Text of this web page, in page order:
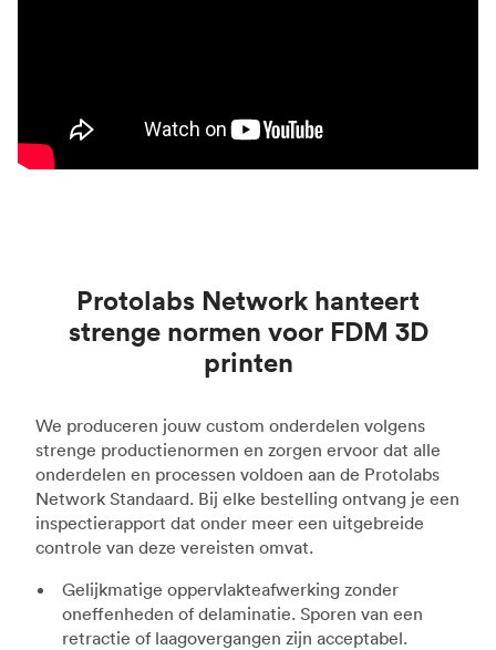
Protolabs Network hanteert
strenge normen voor FDM 3D
printen
We produceren jouw custom onderdelen volgens
strenge productienormen en zorgen ervoor dat alle
onderdelen en processen voldoen aan de Protolabs
Network Standaard. Bij elke bestelling ontvang je een
inspectierapport dat onder meer een uitgebreide
controle van deze vereisten omvat.
Gelijkmatige oppervlakteafwerking zonder
oneffenheden of delaminatie. Sporen van een
retractie of laagovergangen zijn acceptabel.